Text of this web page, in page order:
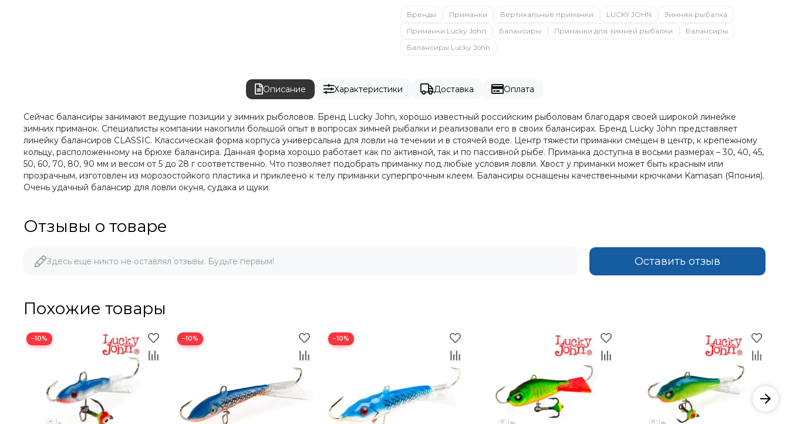
Бренды Приманки Вертикальные приманки LUCKY JOHN
Зимняя рыбалка
Приманки Lucky John
Балансиры Приманки для зимней рыбалки
Балансиры
Балансиры Lucky John
Описание Характеристики Доставка Оплата
Сейчас балансиры занимают ведущие позиции у зимних рыболовов. Бренд Lucky John, хорошо известный российским рыболовам благодаря своей широкой линейке
зимних приманок. Специалисты компании накопили большой опыт в вопросах зимней рыбалки и реализовали его в своих балансирах. Бренд Lucky John представляет
линейку балансиров CLASSIC. Классическая форма корпуса универсальна для ловли на течении и в стоячей воде. Центр тяжести приманки смещен в центр, к крепежному
кольцу, расположенному на брюхе балансира. Данная форма хорошо работает как по активной, так и по пассивной рыбе. Приманка доступна в восьми размерах – 30, 40, 45,
50, 60, 70, 80, 90 мм и весом от 5 до 28 г соответственно. Что позволяет подобрать приманку под любые условия ловли. Хвост у приманки может быть красным или
прозрачным, изготовлен из морозостойкого пластика и приклеено к телу приманки суперпрочным клеем. Балансиры оснащены качественными крючками Kamasan (Япония).
Очень удачный балансир для ловли окуня, судака и щуки.
Отзывы о товаре
Здесь еще никто не оставлял отзывы. Будьте первым! Оставить отзыв
Похожие товары
−10% −10% −10%